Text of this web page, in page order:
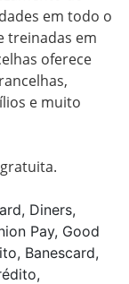
em todo o
treinadas em
oferece
e muito
Diners,
Pay, Good
Banescard,